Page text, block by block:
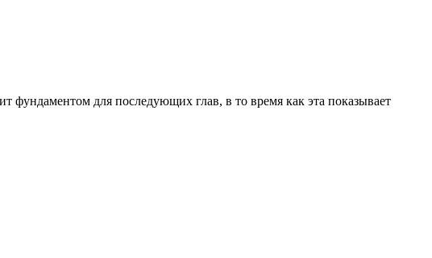
фундаментом для последующих глав, в то время как эта показывает